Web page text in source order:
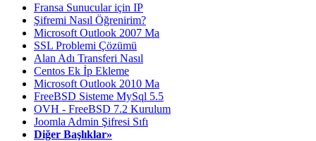
Fransa Sunucular için IP
Şifremi Nasıl Öğrenirim?
Microsoft Outlook 2007 Ma
SSL Problemi Çözümü
Alan Adı Transferi Nasıl
Centos Ek İp Ekleme
Microsoft Outlook 2010 Ma
FreeBSD Sisteme MySql 5.5
OVH - FreeBSD 7.2 Kurulum
Joomla Admin Şifresi Sıfı
Diğer Başlıklar»